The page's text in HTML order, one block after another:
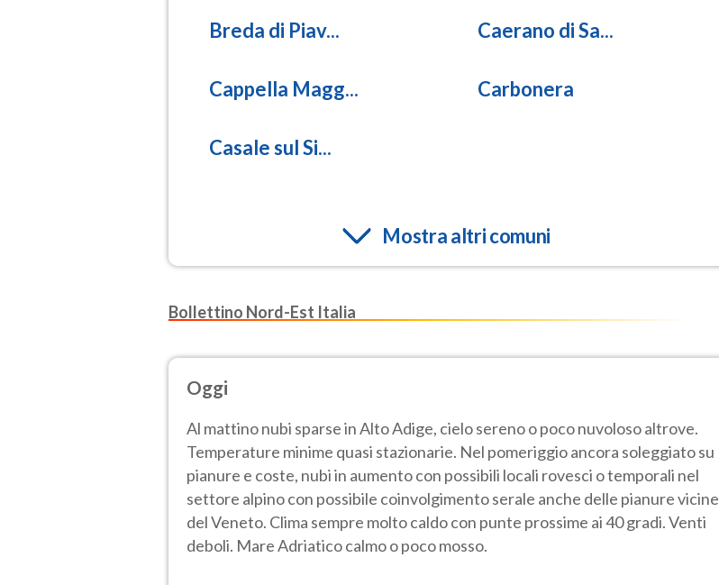
Breda di Piav... Caerano di Sa...
Cappella Magg... Carbonera
Casale sul Si...
Mostra altri comuni
Bollettino Nord-Est Italia
Oggi
Al mattino nubi sparse in Alto Adige, cielo sereno o poco nuvoloso altrove.
Temperature minime quasi stazionarie. Nel pomeriggio ancora soleggiato su
pianure e coste, nubi in aumento con possibili locali rovesci o temporali nel
settore alpino con possibile coinvolgimento serale anche delle pianure vicine
del Veneto. Clima sempre molto caldo con punte prossime ai 40 gradi. Venti
deboli. Mare Adriatico calmo o poco mosso.